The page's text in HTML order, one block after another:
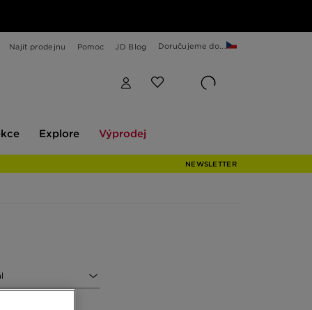
Najít prodejnu Pomoc JD Blog Doručujeme do...
Explore Výprodej
NEWSLETTER